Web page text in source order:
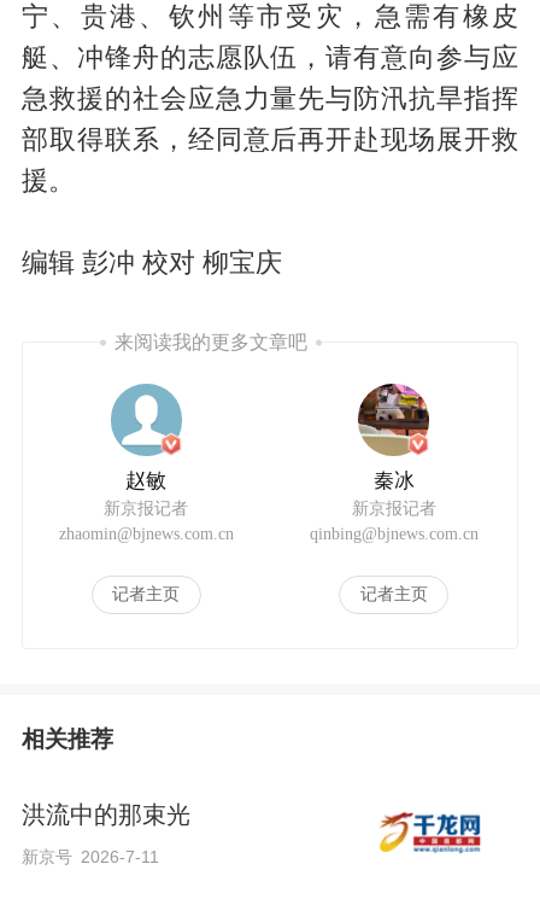
宁、贵港、钦州等市受灾，急需有橡皮
艇、冲锋舟的志愿队伍，请有意向参与应
急救援的社会应急力量先与防汛抗旱指挥
部取得联系，经同意后再开赴现场展开救
援。
编辑 彭冲 校对 柳宝庆
来阅读我的更多文章吧
赵敏
新京报记者
zhaomin@bjnews.com.cn
记者主页
秦冰
新京报记者
qinbing@bjnews.com.cn
记者主页
相关推荐
洪流中的那束光
新京号 2026-7-11